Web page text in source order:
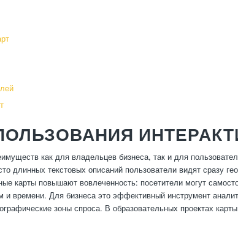
как для владельцев бизнеса, так и для
длинных текстовых описаний пользователи видят сразу
карты повышают вовлеченность: посетители могут
и времени. Для бизнеса это эффективный инструмент
зоны спроса. В образовательных проектах